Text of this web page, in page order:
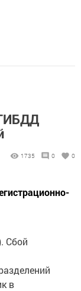
1735 0 0
Сбой
в